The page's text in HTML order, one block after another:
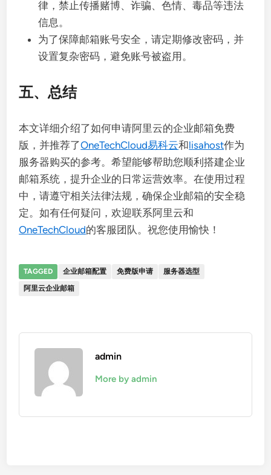
律，禁止传播赌博、诈骗、色情、毒品等违法
信息。
为了保障邮箱账号安全，请定期修改密码，并
设置复杂密码，避免账号被盗用。
五、总结
本文详细介绍了如何申请阿里云的企业邮箱免费
版，并推荐了OneTechCloud易科云和lisahost作为
服务器购买的参考。希望能够帮助您顺利搭建企业
邮箱系统，提升企业的日常运营效率。在使用过程
中，请遵守相关法律法规，确保企业邮箱的安全稳
定。如有任何疑问，欢迎联系阿里云和
OneTechCloud的客服团队。祝您使用愉快！
TAGGED 企业邮箱配置 免费版申请
服务器选型
阿里云企业邮箱
admin
More by admin